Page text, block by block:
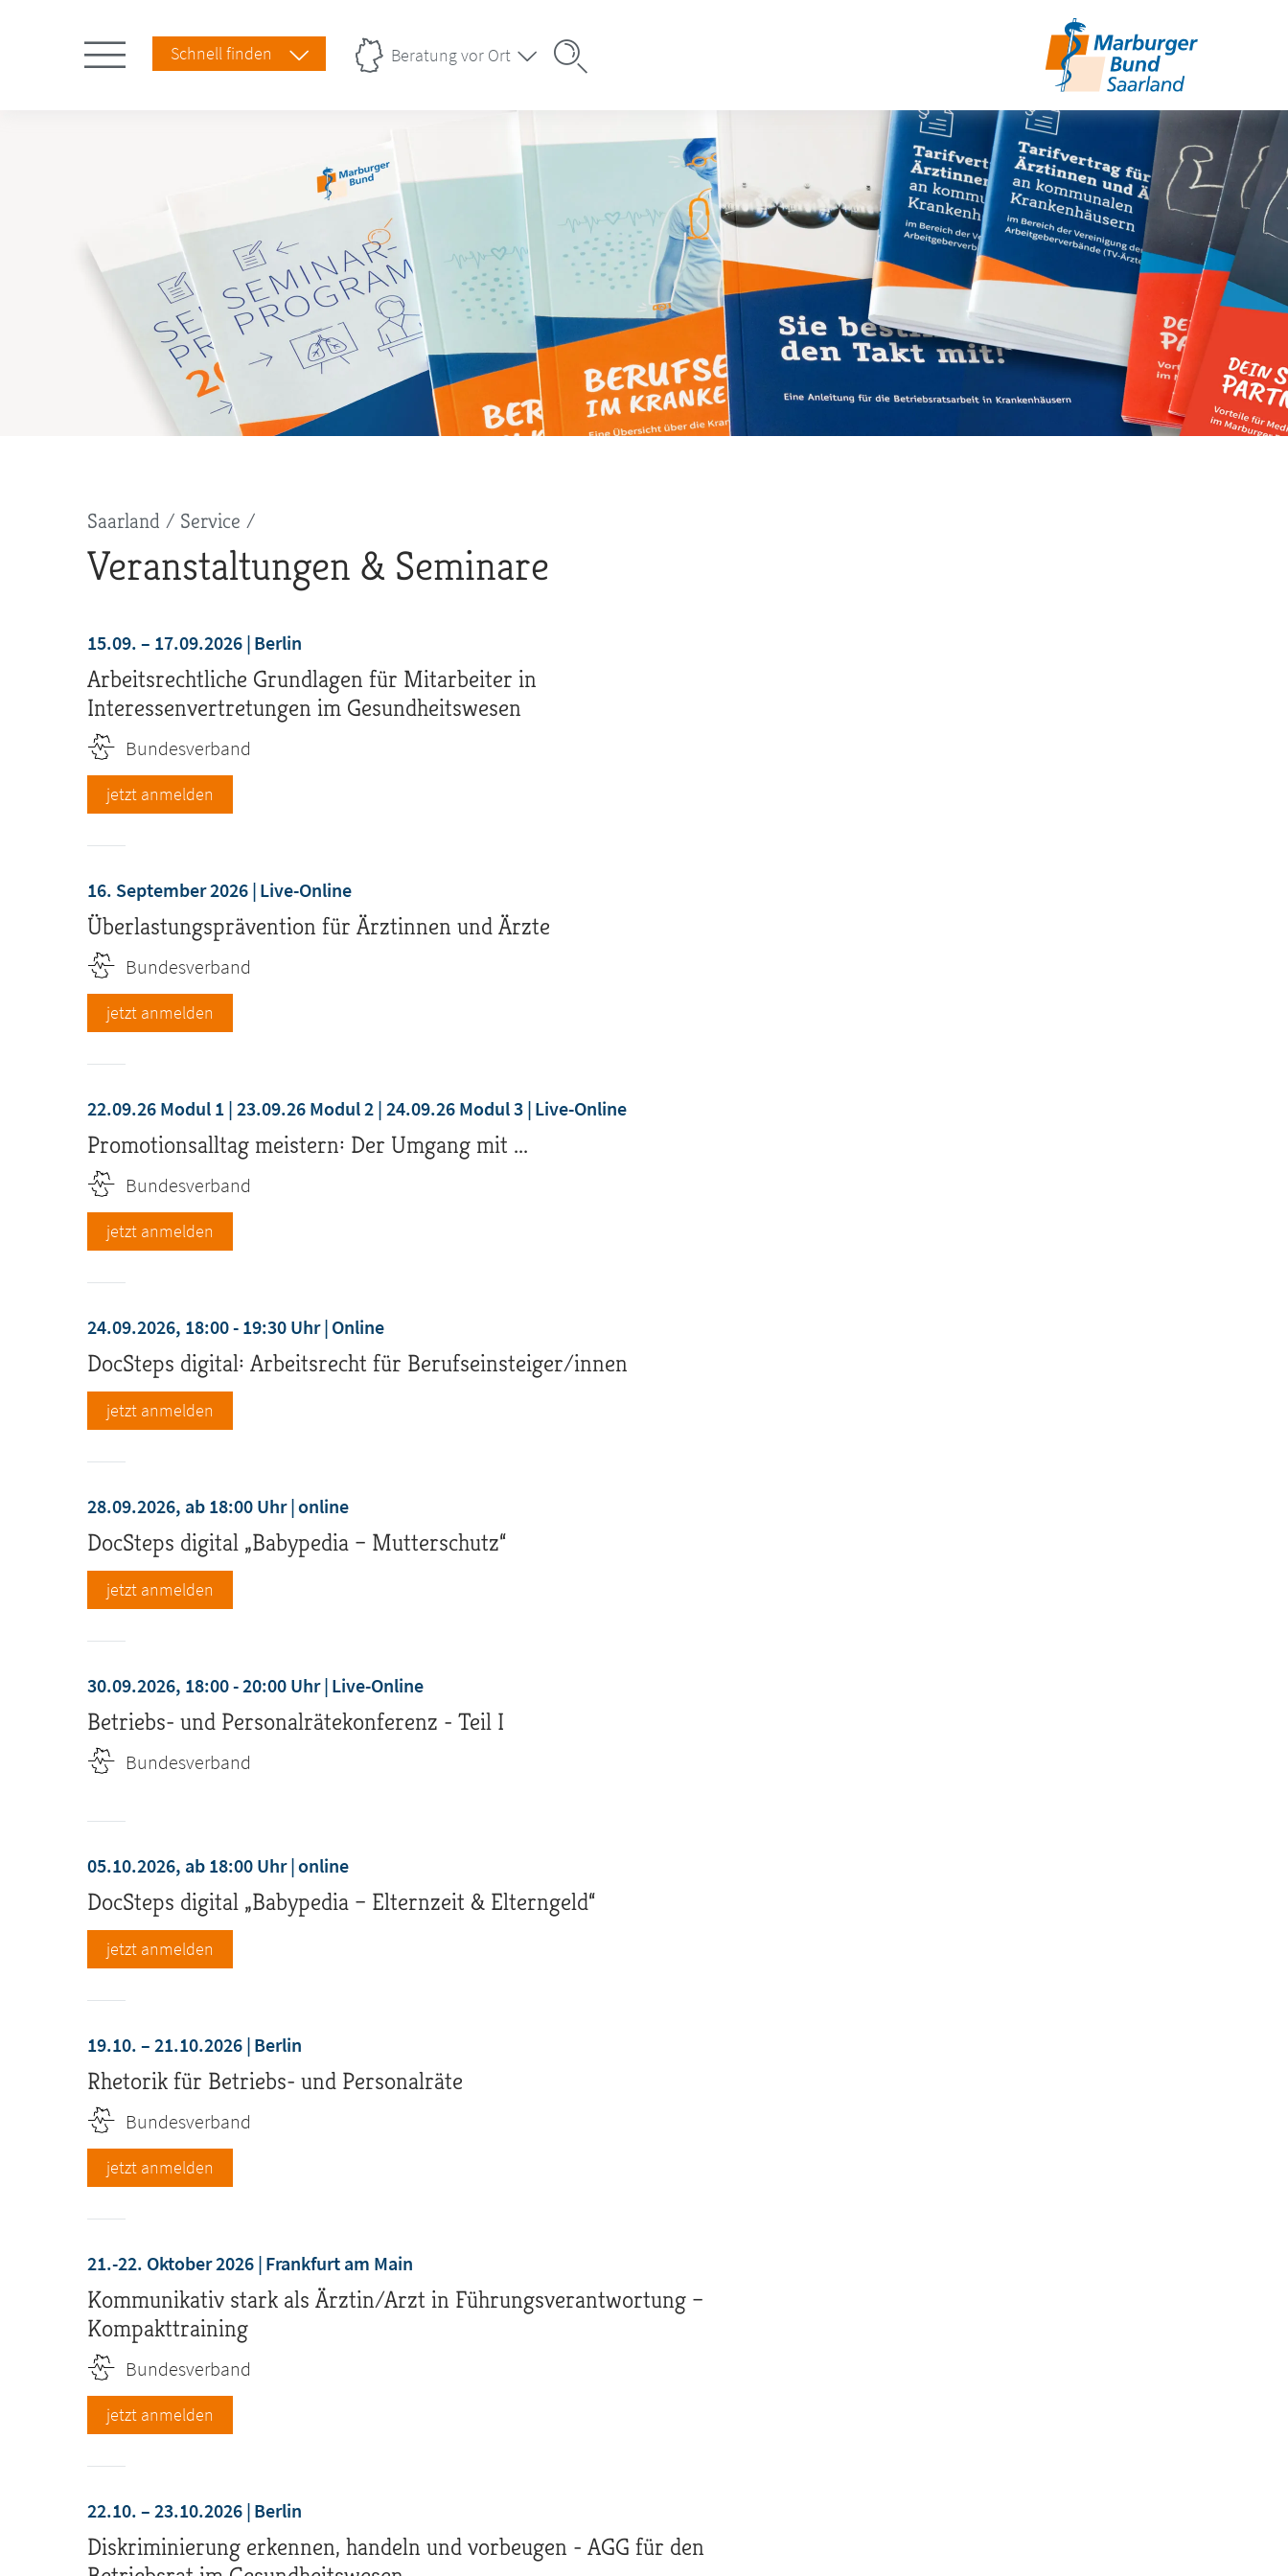
Schnell finden Beratung vor Ort
Pfadnavigation
Saarland Service
Veranstaltungen & Seminare
15.09. – 17.09.2026 Berlin
Arbeitsrechtliche Grundlagen für Mitarbeiter in
Interessenvertretungen im Gesundheitswesen
Bundesverband
jetzt anmelden
16. September 2026 Live-Online
Überlastungsprävention für Ärztinnen und Ärzte
Bundesverband
jetzt anmelden
22.09.26 Modul 1 | 23.09.26 Modul 2 | 24.09.26 Modul 3 Live-Online
Promotionsalltag meistern: Der Umgang mit ...
Bundesverband
jetzt anmelden
24.09.2026, 18:00 - 19:30 Uhr Online
DocSteps digital: Arbeitsrecht für Berufseinsteiger/innen
jetzt anmelden
28.09.2026, ab 18:00 Uhr online
DocSteps digital „Babypedia – Mutterschutz“
jetzt anmelden
30.09.2026, 18:00 - 20:00 Uhr Live-Online
Betriebs- und Personalrätekonferenz - Teil I
Bundesverband
05.10.2026, ab 18:00 Uhr online
DocSteps digital „Babypedia – Elternzeit & Elterngeld“
jetzt anmelden
19.10. – 21.10.2026 Berlin
Rhetorik für Betriebs- und Personalräte
Bundesverband
jetzt anmelden
21.-22. Oktober 2026 Frankfurt am Main
Kommunikativ stark als Ärztin/Arzt in Führungsverantwortung –
Kompakttraining
Bundesverband
jetzt anmelden
22.10. – 23.10.2026 Berlin
Diskriminierung erkennen, handeln und vorbeugen - AGG für den